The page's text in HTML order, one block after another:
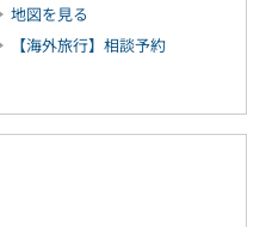
地図を見る
【海外旅行】相談予約